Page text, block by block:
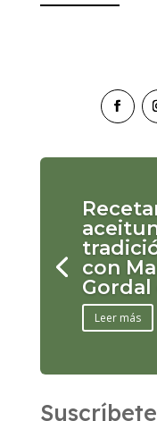
con
Gordal
Leer más